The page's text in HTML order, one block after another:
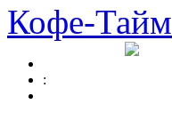
Кофе-Тайм
: